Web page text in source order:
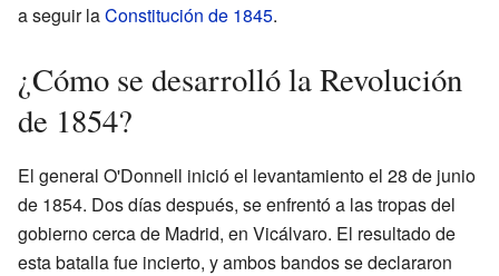
a seguir laConstitución de 1845.
¿Cómo se desarrolló la Revolución
de 1854?
El general O'Donnell inició el levantamiento el 28 de junio
de 1854. Dos días después, se enfrentó a las tropas del
gobierno cerca de Madrid, en Vicálvaro. El resultado de
esta batalla fue incierto, y ambos bandos se declararon